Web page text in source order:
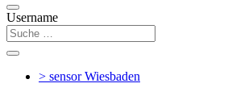
Username
> sensorWiesbaden